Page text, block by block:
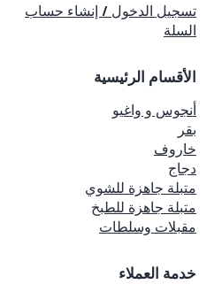
تسجيل الدخول / إنشاء حساب
السلة
الأقسام الرئيسية
أنجوس و واغيو
بقر
خاروف
دجاج
متبلة جاهزة للشوي
متبلة جاهزة للطبخ
مقبلات وسلطات
خدمة العملاء